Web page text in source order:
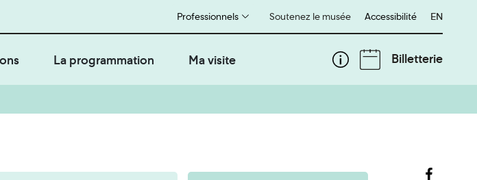
Soutenez le musée
Professionnels Accessibilité English
EN
La programmation Ma visite Billetterie